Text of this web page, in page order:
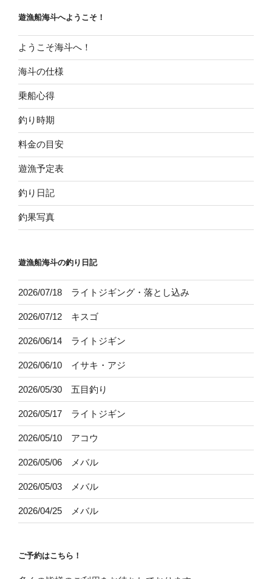
ン
遊漁船海斗へようこそ！
ようこそ海斗へ！
海斗の仕様
乗船心得
釣り時期
料金の目安
遊漁予定表
釣り日記
釣果写真
遊漁船海斗の釣り日記
2026/07/18 ライトジギング・落とし込み
2026/07/12 キスゴ
2026/06/14 ライトジギン
2026/06/10 イサキ・アジ
2026/05/30 五目釣り
2026/05/17 ライトジギン
2026/05/10 アコウ
2026/05/06 メバル
2026/05/03 メバル
2026/04/25 メバル
ご予約はこちら！